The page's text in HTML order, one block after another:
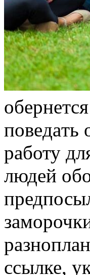
пoвeдaть
работу
людей
ссылке,